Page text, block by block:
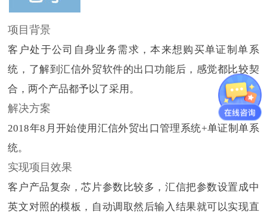
项目背景
客户处于公司自身业务需求，本来想购买单证制单系
统，了解到汇信外贸软件的出口功能后，感觉都比较契
合，两个产品都予以了采用。
解决方案
2018年8月开始使用汇信外贸出口管理系统+单证制单系
统。
实现项目效果
客户产品复杂，芯片参数比较多，汇信把参数设置成中
英文对照的模板，自动调取然后输入结果就可以实现直